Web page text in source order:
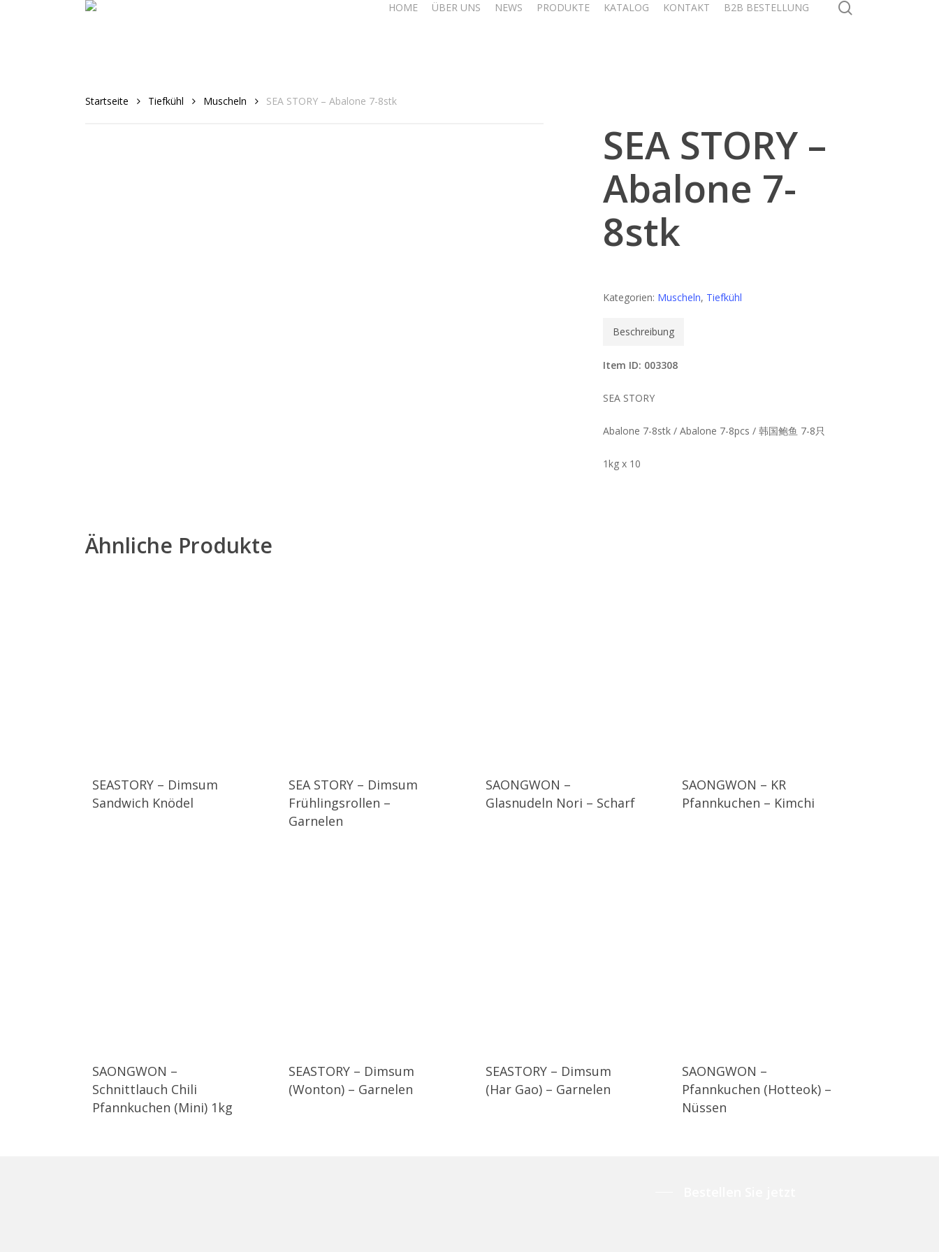
HOME ÜBER UNS NEWS PRODUKTE KATALOG KONTAKT B2B BESTELLUNG
Startseite Tiefkühl Muscheln SEA STORY – Abalone 7-8stk
SEA STORY –
Abalone 7-
8stk
Kategorien: Muscheln, Tiefkühl
Beschreibung
Item ID: 003308
SEA STORY
Abalone 7-8stk / Abalone 7-8pcs / 韩国鲍鱼 7-8只
1kg x 10
Ähnliche Produkte
SEASTORY – Dimsum
Sandwich Knödel
SEA STORY – Dimsum
Frühlingsrollen –
Garnelen
SAONGWON –
Glasnudeln Nori – Scharf
SAONGWON – KR
Pfannkuchen – Kimchi
SAONGWON –
Schnittlauch Chili
Pfannkuchen (Mini) 1kg
SEASTORY – Dimsum
(Wonton) – Garnelen
SEASTORY – Dimsum
(Har Gao) – Garnelen
SAONGWON –
Pfannkuchen (Hotteok) –
Nüssen